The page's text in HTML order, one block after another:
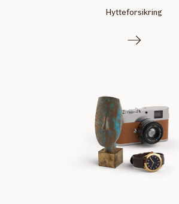
Hytteforsikring